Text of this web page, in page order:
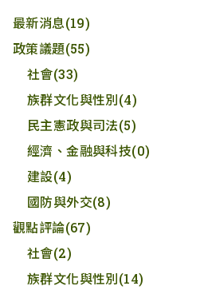
最新消息(19)
政策議題(55)
社會(33)
族群文化與性別(4)
民主憲政與司法(5)
經濟、金融與科技(0)
建設(4)
國防與外交(8)
觀點評論(67)
社會(2)
族群文化與性別(14)